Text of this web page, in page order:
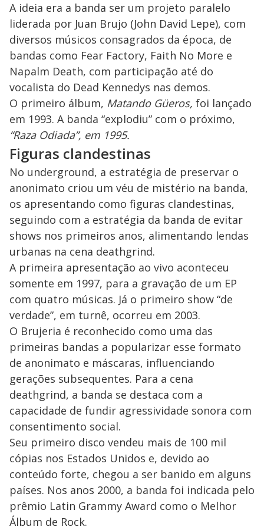
A ideia era a banda ser um projeto paralelo
liderada por Juan Brujo (John David Lepe), com
diversos músicos consagrados da época, de
bandas como Fear Factory, Faith No More e
Napalm Death, com participação até do
vocalista do Dead Kennedys nas demos.
O primeiro álbum, Matando Güeros, foi lançado
em 1993. A banda “explodiu” com o próximo,
“Raza Odiada”, em 1995.
Figuras clandestinas
No underground, a estratégia de preservar o
anonimato criou um véu de mistério na banda,
os apresentando como figuras clandestinas,
seguindo com a estratégia da banda de evitar
shows nos primeiros anos, alimentando lendas
urbanas na cena deathgrind.
A primeira apresentação ao vivo aconteceu
somente em 1997, para a gravação de um EP
com quatro músicas. Já o primeiro show “de
verdade”, em turnê, ocorreu em 2003.
O Brujeria é reconhecido como uma das
primeiras bandas a popularizar esse formato
de anonimato e máscaras, influenciando
gerações subsequentes. Para a cena
deathgrind, a banda se destaca com a
capacidade de fundir agressividade sonora com
consentimento social.
Seu primeiro disco vendeu mais de 100 mil
cópias nos Estados Unidos e, devido ao
conteúdo forte, chegou a ser banido em alguns
países. Nos anos 2000, a banda foi indicada pelo
prêmio Latin Grammy Award como o Melhor
Álbum de Rock.